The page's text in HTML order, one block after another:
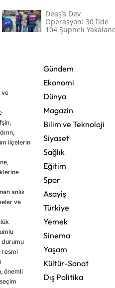
Deaş’a Dev
Operasyon: 30 İlde
104 Şüpheli
ve
ilçelerin
anlık
ve
durumu
resmi
önemli
Gündem
Ekonomi
Dünya
Magazin
Bilim ve Teknoloji
Siyaset
Sağlık
Eğitim
Spor
Asayiş
Türkiye
Yemek
Sinema
Yaşam
Kültür-Sanat
Dış Politika